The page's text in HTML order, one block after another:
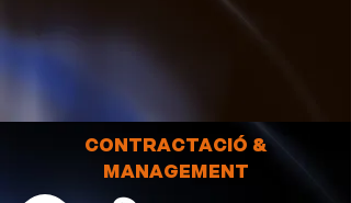
CONTRACTACIÓ &
MANAGEMENT